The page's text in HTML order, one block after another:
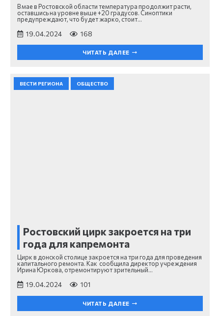
В мае в Ростовской области температура продолжит расти,
оставшись на уровне выше +20 градусов. Синоптики
предупреждают, что будет жарко, стоит…
19.04.2024 168
ЧИТАТЬ ДАЛЕЕ
ВЕСТИ РЕГИОНА ОБЩЕСТВО
Ростовский цирк закроется на три
года для капремонта
Цирк в донской столице закроется на три года для проведения
капитального ремонта. Как сообщила директор учреждения
Ирина Юркова, отремонтируют зрительный…
19.04.2024 101
ЧИТАТЬ ДАЛЕЕ